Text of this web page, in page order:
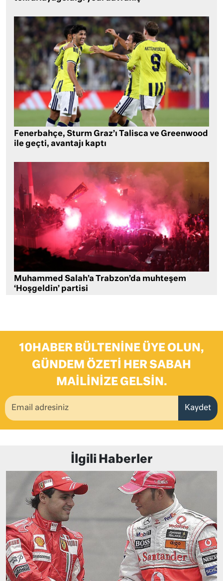
Fenerbahçe, Sturm Graz’ı Talisca ve Greenwood
ile geçti, avantajı kaptı
Muhammed Salah’a Trabzon’da muhteşem
‘Hoşgeldin’ partisi
10HABER BÜLTENINE ÜYE OLUN,
GÜNDEM ÖZETI HER SABAH
MAILINIZE GELSIN.
Kaydet
İlgili Haberler